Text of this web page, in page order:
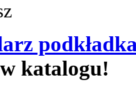
katalogu!